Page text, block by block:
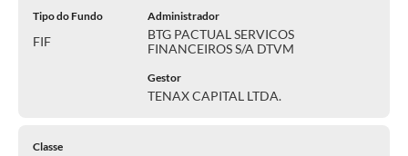
Tipo do Fundo
FIF
Administrador
BTG PACTUAL SERVICOS
FINANCEIROS S/A DTVM
Gestor
TENAX CAPITAL LTDA.
Classe